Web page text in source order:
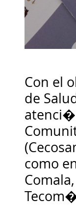
Con el
de
como